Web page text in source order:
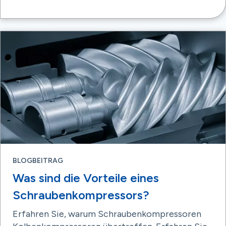
BLOGBEITRAG
Was sind die Vorteile eines
Schraubenkompressors?
Erfahren Sie, warum Schraubenkompressoren